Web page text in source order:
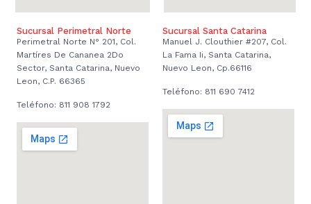
Sucursal Perimetral Norte
Perimetral Norte N° 201, Col.
Martíres De Cananea 2Do
Sector, Santa Catarina, Nuevo
Leon, C.P. 66365
Teléfono: 811 908 1792
Sucursal Santa Catarina
Manuel J. Clouthier #207, Col.
La Fama Ii, Santa Catarina,
Nuevo Leon, Cp.66116
Teléfono: 811 690 7412